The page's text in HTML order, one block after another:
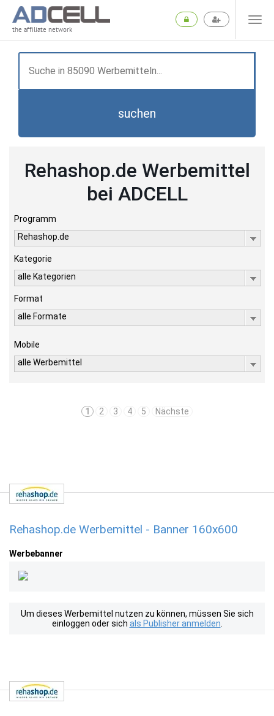
the affiliate network
suchen
Rehashop.de Werbemittel
bei ADCELL
Programm
Rehashop.de
Kategorie
alle Kategorien
Format
alle Formate
Mobile
alle Werbemittel
1 2 3 4 5 Nächste
Rehashop.de Werbemittel - Banner 160x600
Werbebanner
Um dieses Werbemittel nutzen zu können, müssen Sie sich
einloggen oder sich als Publisher anmelden